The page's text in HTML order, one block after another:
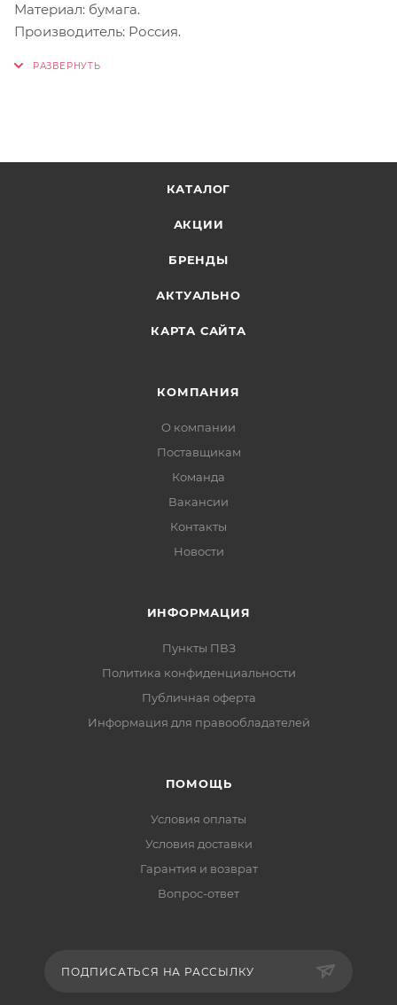
Материал: бумага.
Производитель: Россия.
КАТАЛОГ
АКЦИИ
БРЕНДЫ
АКТУАЛЬНО
КАРТА САЙТА
КОМПАНИЯ
О компании
Поставщикам
Команда
Вакансии
Контакты
Новости
ИНФОРМАЦИЯ
Пункты ПВЗ
Политика конфиденциальности
Публичная оферта
Информация для правообладателей
ПОМОЩЬ
Условия оплаты
Условия доставки
Гарантия и возврат
Вопрос-ответ
ПОДПИСАТЬСЯ НА РАССЫЛКУ